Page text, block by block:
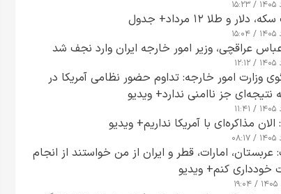
و طلا ۱۲ مرداد+ جدول
عراقچی، وزیر امور خارجه ایران وارد نجف شد
وزارت امور خارجه: تداوم حضور نظامی آمریکا در
نتیجه‌ای جز ناامنی ندارد+ ویدیو
الان مذاکره‌ای با آمریکا نداریم+ ویدیو
عربستان، امارات، قطر و ایران از من خواستند از انجام
خودداری کنم+ ویدیو